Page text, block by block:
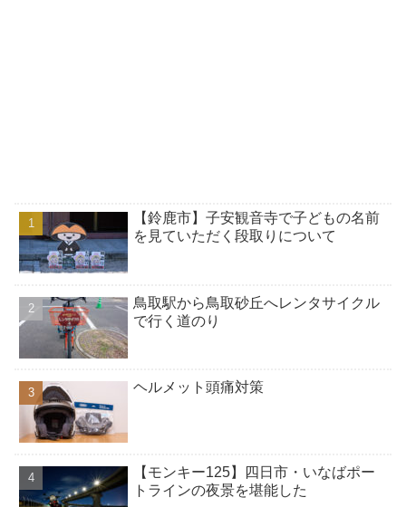
【鈴鹿市】子安観音寺で子どもの名前
を見ていただく段取りについて
鳥取駅から鳥取砂丘へレンタサイクル
で行く道のり
ヘルメット頭痛対策
【モンキー125】四日市・いなばポー
トラインの夜景を堪能した